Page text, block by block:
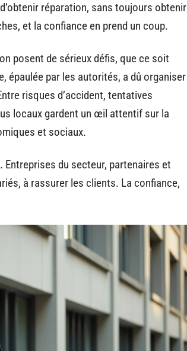
réparation, sans toujours obtenir
et la confiance en prend un coup.
posent de sérieux défis, que ce soit
épaulée par les autorités, a dû organiser
risques d’accident, tentatives
locaux gardent un œil attentif sur la
et sociaux.
du secteur, partenaires et
à rassurer les clients. La confiance,